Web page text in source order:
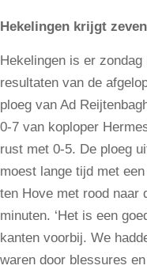
Hekelingen krijgt
Hekelingen is er
resultaten van de
ploeg van Ad
0-7 van koploper
rust met 0-5. De ploeg
moest lange tijd met
ten Hove met rood naar
minuten. ‘Het is een
kanten voorbij. We
waren door blessures